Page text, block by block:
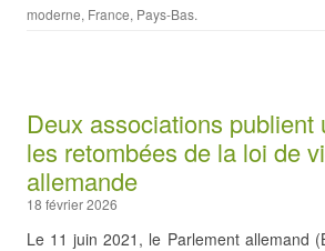
moderne, France, Pays-Bas.
Deux associations publient
les retombées de la loi de
allemande
18 février 2026
Le 11 juin 2021, le Parlement allemand